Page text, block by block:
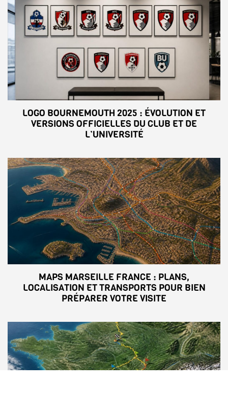
LOGO BOURNEMOUTH 2025 : ÉVOLUTION ET
VERSIONS OFFICIELLES DU CLUB ET DE
L’UNIVERSITÉ
MAPS MARSEILLE FRANCE : PLANS,
LOCALISATION ET TRANSPORTS POUR BIEN
PRÉPARER VOTRE VISITE